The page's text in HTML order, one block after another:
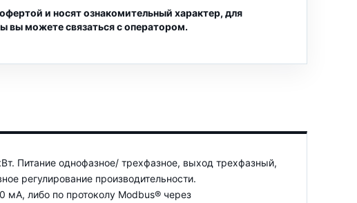
и носят ознакомительный характер, для
вы можете связаться с оператором.
Питание однофазное/ трехфазное, выход трехфазный,
регулирование производительности.
мА, либо по протоколу Modbus® через